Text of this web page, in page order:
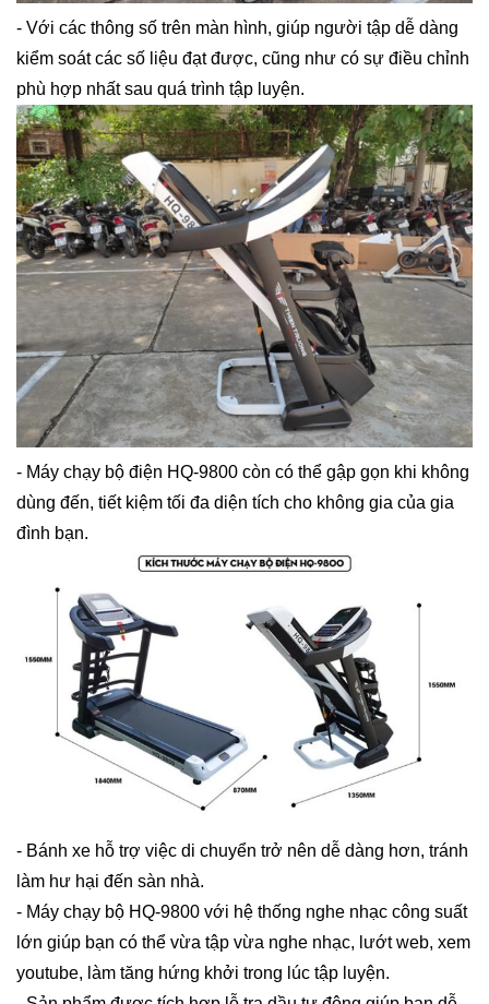
- Với các thông số trên màn hình, giúp người tập dễ dàng
kiểm soát các số liệu đạt được, cũng như có sự điều chỉnh
phù hợp nhất sau quá trình tập luyện.
- Máy chạy bộ điện HQ-9800 còn có thể gập gọn khi không
dùng đến, tiết kiệm tối đa diện tích cho không gia của gia
đình bạn.
- Bánh xe hỗ trợ việc di chuyển trở nên dễ dàng hơn, tránh
làm hư hại đến sàn nhà.
- Máy chạy bộ HQ-9800 với hệ thống nghe nhạc công suất
lớn giúp bạn có thể vừa tập vừa nghe nhạc, lướt web, xem
youtube, làm tăng hứng khởi trong lúc tập luyện.